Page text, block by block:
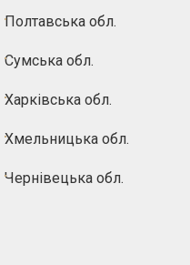
Полтавська обл.
Сумська обл.
Харківська обл.
Хмельницька обл.
Чернівецька обл.